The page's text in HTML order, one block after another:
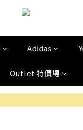
Adidas
Outlet 特價場